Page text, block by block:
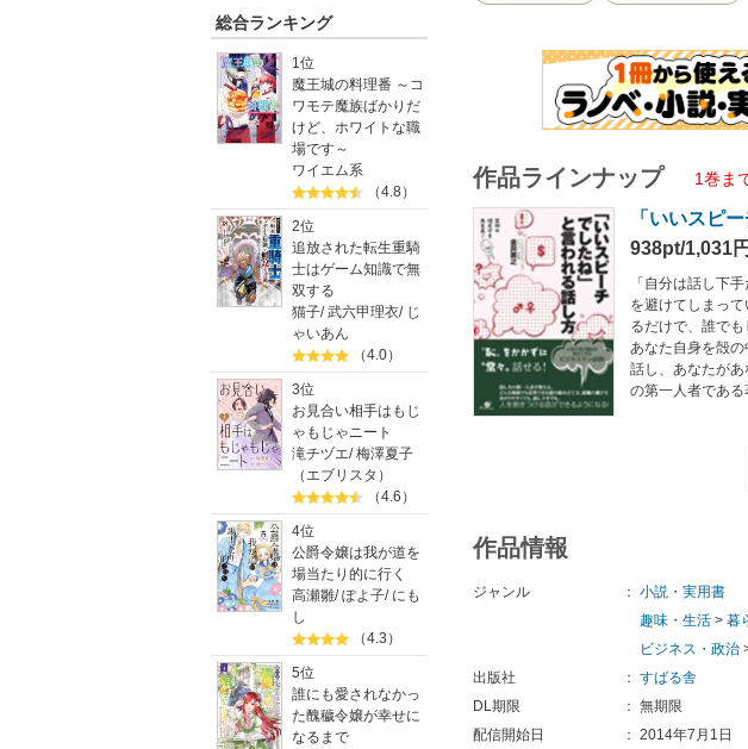
総合ランキング
1位
魔王城の料理番 ～コ
ワモテ魔族ばかりだ
けど、ホワイトな職
場です～
ワイエム系
（4.8）
2位
追放された転生重騎
士はゲーム知識で無
双する
猫子/武六甲理衣/ じ
ゃいあん
（4.0）
3位
お見合い相手はもじ
ゃもじゃニート
滝チヅエ/梅澤夏子
（エブリスタ）
（4.6）
4位
公爵令嬢は我が道を
場当たり的に行く
高瀬雛/ぽよ子/ にも
し
（4.3）
5位
誰にも愛されなかっ
た醜穢令嬢が幸せに
なるまで
作品ラインナップ 1巻ま
「いいスピ
938pt/1,031
「自分は話し下
を避けてしまっ
るだけで、誰でも
あなた自身を殻
話し、あなたがあ
の第一人者である
作品情報
ジャンル ： 小説・実用書
趣味・生活 > 暮
ビジネス・政治
出版社
： すばる舎
DL期限
： 無期限
配信開始日
： 2014年7月1日